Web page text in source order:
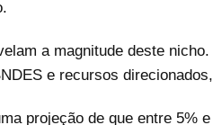
a magnitude deste
e recursos
projeção de que entre 5%